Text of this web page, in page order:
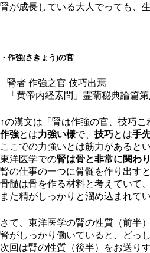
腎が成長している大人でっても、
・作強(さきょう)の官
腎者 作強之官 伎巧出焉
「黄帝内経素問」霊蘭秘典論篇第
↑の漢文は「腎は作強の官、技巧こ
作強とは力強い様で、 技巧とは手
ここでの力強いとは筋力があると
東洋医学での腎は骨と非常に関わ
腎の仕事の一つに骨髄を作り出す
骨髄は骨を作る材料と考えていて
また精がしっかりと溜め込まれて
さて、東洋医学の腎の性質（前半
腎がしっかり働いていると、どっ
次回は腎の性質（後半）をお送り